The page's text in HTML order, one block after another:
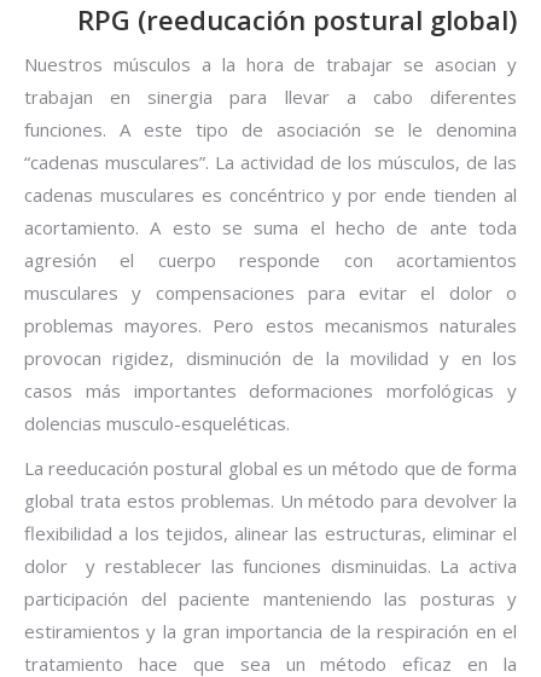
RPG (reeducación postural global)
Nuestros músculos a la hora de trabajar se asocian y
trabajan en sinergia para llevar a cabo diferentes
funciones. A este tipo de asociación se le denomina
“cadenas musculares”. La actividad de los músculos, de las
cadenas musculares es concéntrico y por ende tienden al
acortamiento. A esto se suma el hecho de ante toda
agresión el cuerpo responde con acortamientos
musculares y compensaciones para evitar el dolor o
problemas mayores. Pero estos mecanismos naturales
provocan rigidez, disminución de la movilidad y en los
casos más importantes deformaciones morfológicas y
dolencias musculo-esqueléticas.
La reeducación postural global es un método que de forma
global trata estos problemas. Un método para devolver la
flexibilidad a los tejidos, alinear las estructuras, eliminar el
dolor y restablecer las funciones disminuidas. La activa
participación del paciente manteniendo las posturas y
estiramientos y la gran importancia de la respiración en el
tratamiento hace que sea un método eficaz en la